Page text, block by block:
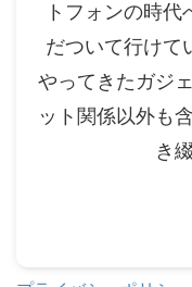
トフォンの時代
だついて行けて
やってきたガジ
ット関係以外も
き